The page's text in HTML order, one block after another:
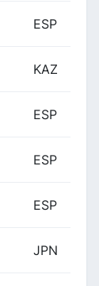
ESP
KAZ
ESP
ESP
ESP
JPN